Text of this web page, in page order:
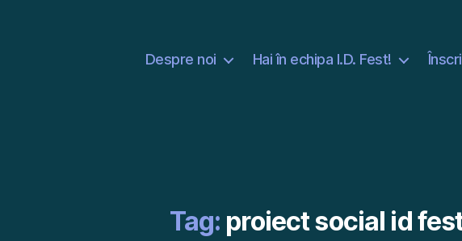
Despre noi Hai în echipa I.D. Fest!
Tag: proiect social id